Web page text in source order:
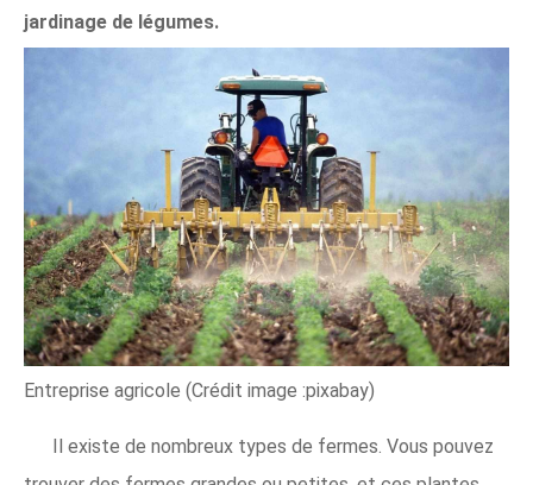
jardinage de légumes.
Entreprise agricole (Crédit image :pixabay)
Il existe de nombreux types de fermes. Vous pouvez